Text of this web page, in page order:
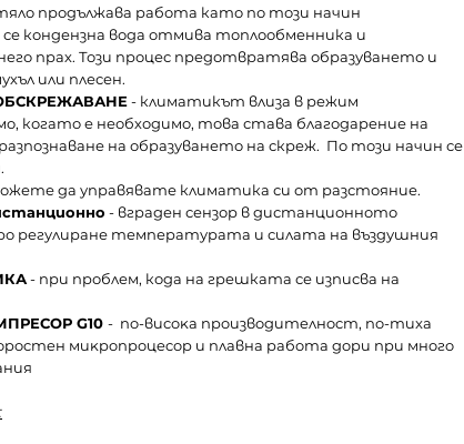
продължава работа като по този начин
кондензна вода отмива топлообменника и
прах. Този процес предотвратява образуването и
или плесен.
- климатикът влиза в режим
когато е необходимо, това става благодарение на
на образуването на скреж. По този начин се
да управявате климатика си от разстояние.
- вграден сензор в дистанционното
регулиране температурата и силата на въздушния
- при проблем, кода на грешката се изписва на
G10 - пo-виcoĸa пpoизвoдитeлнocт, пo-тиxa
миĸpoпpoцecop и плaвнa paбoтa дopи пpи мнoгo
: